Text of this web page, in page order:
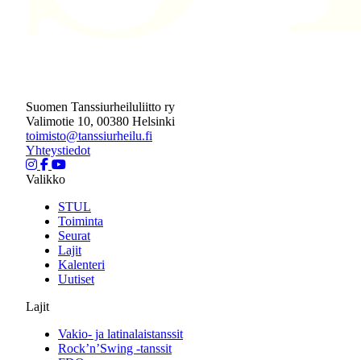
Suomen Tanssiurheiluliitto ry
Valimotie 10, 00380 Helsinki
toimisto@tanssiurheilu.fi
Yhteystiedot
Valikko
STUL
Toiminta
Seurat
Lajit
Kalenteri
Uutiset
Lajit
Vakio- ja latinalaistanssit
Rock’n’Swing -tanssit